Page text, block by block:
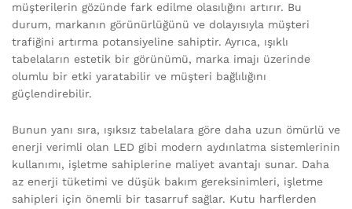
müşterilerin gözünde fark edilme olasılığını artırır. Bu
durum, markanın görünürlüğünü ve dolayısıyla müşteri
trafiğini artırma potansiyeline sahiptir. Ayrıca, ışıklı
tabelaların estetik bir görünümü, marka imajı üzerinde
olumlu bir etki yaratabilir ve müşteri bağlılığını
güçlendirebilir.
Bunun yanı sıra, ışıksız tabelalara göre daha uzun ömürlü ve
enerji verimli olan LED gibi modern aydınlatma sistemlerinin
kullanımı, işletme sahiplerine maliyet avantajı sunar. Daha
az enerji tüketimi ve düşük bakım gereksinimleri, işletme
sahipleri için önemli bir tasarruf sağlar. Kutu harflerden